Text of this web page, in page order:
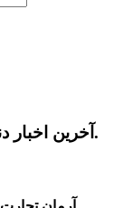
آخرین اخبار دنیای تجارت را با آرمان تجارت دنبال کنید.